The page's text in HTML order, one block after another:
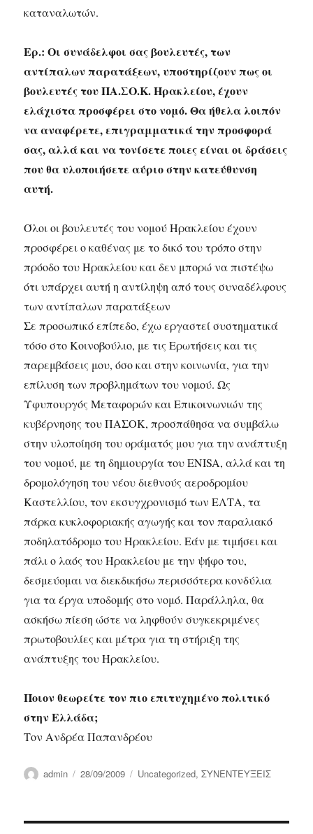
καταναλωτών.
Ερ.: Οι συνάδελφοι σας βουλευτές, των
αντίπαλων παρατάξεων, υποστηρίζουν πως οι
βουλευτές του ΠΑ.ΣΟ.Κ. Ηρακλείου, έχουν
ελάχιστα προσφέρει στο νομό. Θα ήθελα λοιπόν
να αναφέρετε, επιγραμματικά την προσφορά
σας, αλλά και να τονίσετε ποιες είναι οι δράσεις
που θα υλοποιήσετε αύριο στην κατεύθυνση
αυτή.
Όλοι οι βουλευτές του νομού Ηρακλείου έχουν
προσφέρει ο καθένας με το δικό του τρόπο στην
πρόοδο του Ηρακλείου και δεν μπορώ να πιστέψω
ότι υπάρχει αυτή η αντίληψη από τους συναδέλφους
των αντίπαλων παρατάξεων
Σε προσωπικό επίπεδο, έχω εργαστεί συστηματικά
τόσο στο Κοινοβούλιο, με τις Ερωτήσεις και τις
παρεμβάσεις μου, όσο και στην κοινωνία, για την
επίλυση των προβλημάτων του νομού. Ως
Υφυπουργός Μεταφορών και Επικοινωνιών της
κυβέρνησης του ΠΑΣΟΚ, προσπάθησα να συμβάλω
στην υλοποίηση του οράματός μου για την ανάπτυξη
του νομού, με τη δημιουργία του ENISA, αλλά και τη
δρομολόγηση του νέου διεθνούς αεροδρομίου
Καστελλίου, τον εκσυγχρονισμό των ΕΛΤΑ, τα
πάρκα κυκλοφοριακής αγωγής και τον παραλιακό
ποδηλατόδρομο του Ηρακλείου. Εάν με τιμήσει και
πάλι ο λαός του Ηρακλείου με την ψήφο του,
δεσμεύομαι να διεκδικήσω περισσότερα κονδύλια
για τα έργα υποδομής στο νομό. Παράλληλα, θα
ασκήσω πίεση ώστε να ληφθούν συγκεκριμένες
πρωτοβουλίες και μέτρα για τη στήριξη της
ανάπτυξης του Ηρακλείου.
Ποιον θεωρείτε τον πιο επιτυχημένο πολιτικό
στην Ελλάδα;
Τον Ανδρέα Παπανδρέου
Author
admin
Posted
28/09/2009 Categories
Uncategorized,ΣΥΝΕΝΤΕΥΞΕΙΣ